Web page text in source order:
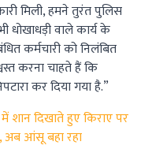
मिली, हमने तुरंत पुलिस
वाले कार्य के
कर्मचारी को निलंबित
करना चाहते हैं कि
कर दिया गया है.”
शान दिखाते हुए किराए पर
अब आंसू बहा रहा